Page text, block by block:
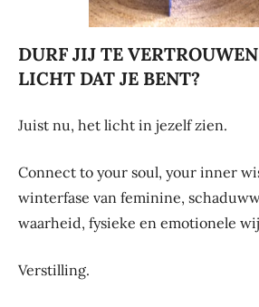
DURF JIJ TE
LICHT DAT JE BENT?
Juist nu, het licht in jezelf zien.
Connect to your soul, your inner
winterfase van feminine,
waarheid, fysieke en emotionele
Verstilling.